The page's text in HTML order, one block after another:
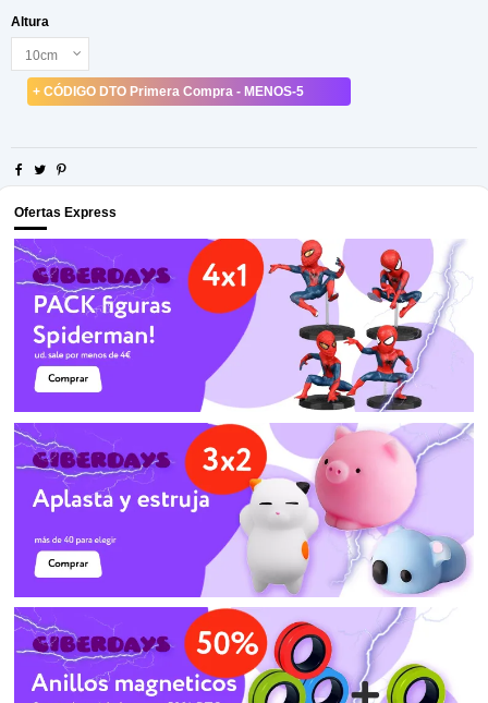
Altura
+ CÓDIGO DTO Primera Compra - MENOS-5
Ofertas Express